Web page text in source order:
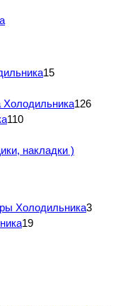
15
Холодильника126
110
накладки )
Холодильника3
19